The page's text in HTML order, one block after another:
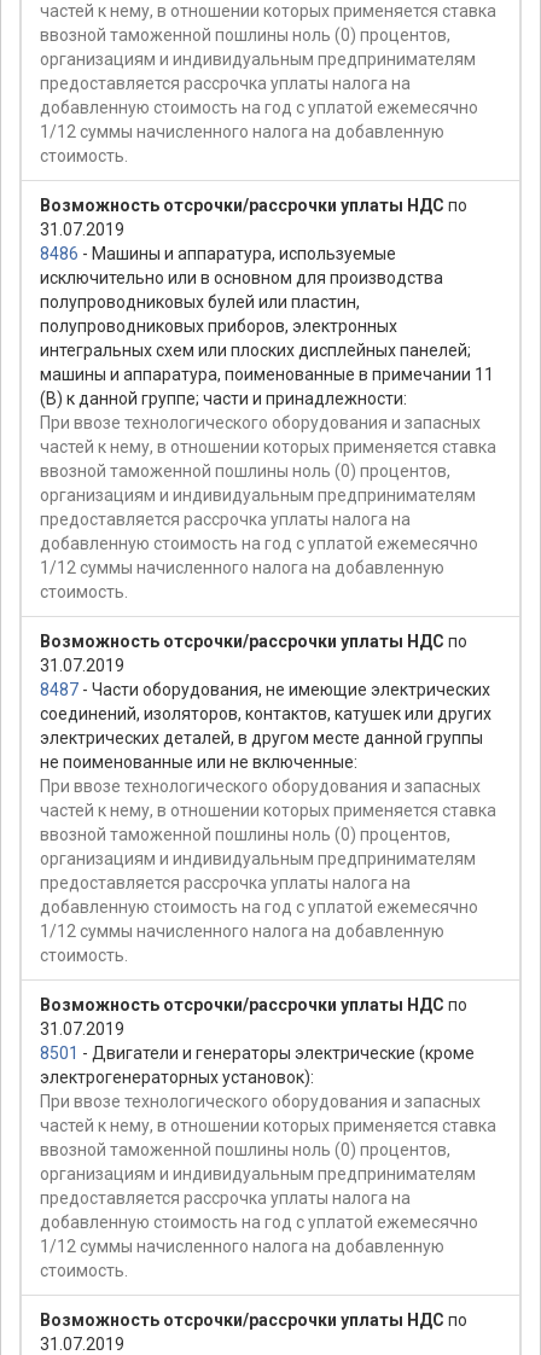
частей к нему, в отношении которых применяется ставка
ввозной таможенной пошлины ноль (0) процентов,
организациям и индивидуальным предпринимателям
предоставляется рассрочка уплаты налога на
добавленную стоимость на год с уплатой ежемесячно
1/12 суммы начисленного налога на добавленную
стоимость.
Возможность отсрочки/рассрочки уплаты НДС по
31.07.2019
8486 - Машины и аппаратура, используемые
исключительно или в основном для производства
полупроводниковых булей или пластин,
полупроводниковых приборов, электронных
интегральных схем или плоских дисплейных панелей;
машины и аппаратура, поименованные в примечании 11
(В) к данной группе; части и принадлежности:
При ввозе технологического оборудования и запасных
частей к нему, в отношении которых применяется ставка
ввозной таможенной пошлины ноль (0) процентов,
организациям и индивидуальным предпринимателям
предоставляется рассрочка уплаты налога на
добавленную стоимость на год с уплатой ежемесячно
1/12 суммы начисленного налога на добавленную
стоимость.
Возможность отсрочки/рассрочки уплаты НДС по
31.07.2019
8487 - Части оборудования, не имеющие электрических
соединений, изоляторов, контактов, катушек или других
электрических деталей, в другом месте данной группы
не поименованные или не включенные:
При ввозе технологического оборудования и запасных
частей к нему, в отношении которых применяется ставка
ввозной таможенной пошлины ноль (0) процентов,
организациям и индивидуальным предпринимателям
предоставляется рассрочка уплаты налога на
добавленную стоимость на год с уплатой ежемесячно
1/12 суммы начисленного налога на добавленную
стоимость.
Возможность отсрочки/рассрочки уплаты НДС по
31.07.2019
8501 - Двигатели и генераторы электрические (кроме
электрогенераторных установок):
При ввозе технологического оборудования и запасных
частей к нему, в отношении которых применяется ставка
ввозной таможенной пошлины ноль (0) процентов,
организациям и индивидуальным предпринимателям
предоставляется рассрочка уплаты налога на
добавленную стоимость на год с уплатой ежемесячно
1/12 суммы начисленного налога на добавленную
стоимость.
Возможность отсрочки/рассрочки уплаты НДС по
31.07.2019